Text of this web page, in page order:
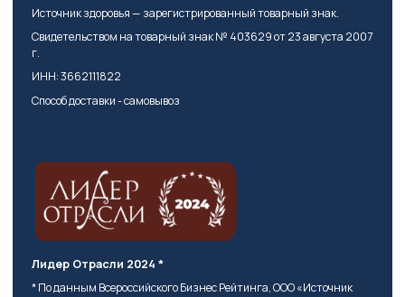
Источник здоровья — зарегистрированный товарный знак.
Свидетельством на товарный знак № 403629 от 23 августа 2007
г.
ИНН: 3662111822
Способ доставки - самовывоз
Лидер Отрасли 2024 *
* По данным Всероссийского Бизнес Рейтинга, ООО «Источник